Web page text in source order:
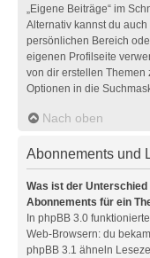
„Eigene Beiträge“ im
Alternativ kannst du
persönlichen Bereich
eigenen Profilseite
von dir erstellen Themen
Optionen in die
Nach oben
Abonnements und
Was ist der
Abonnements für ein
In phpBB 3.0
Web-Browsern: du
phpBB 3.1 ähneln